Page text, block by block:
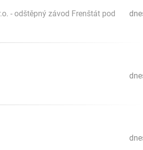
- odštěpný závod Frenštát pod